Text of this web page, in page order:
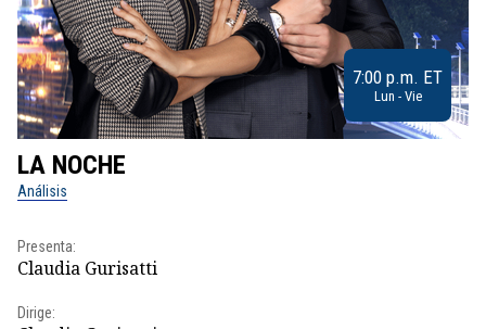
7:00 p.m. ET
Lun - Vie
LA NOCHE
Análisis
Presenta:
Claudia Gurisatti
Dirige: